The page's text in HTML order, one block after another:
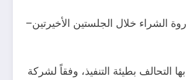
خلال الجلستين الأخيرتين–
بطيئة التنفيذ، وفقاً لشركة